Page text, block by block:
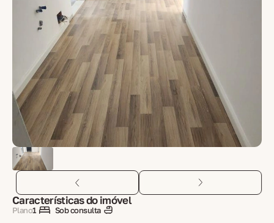
Características do imóvel
Plano1
Sob consulta